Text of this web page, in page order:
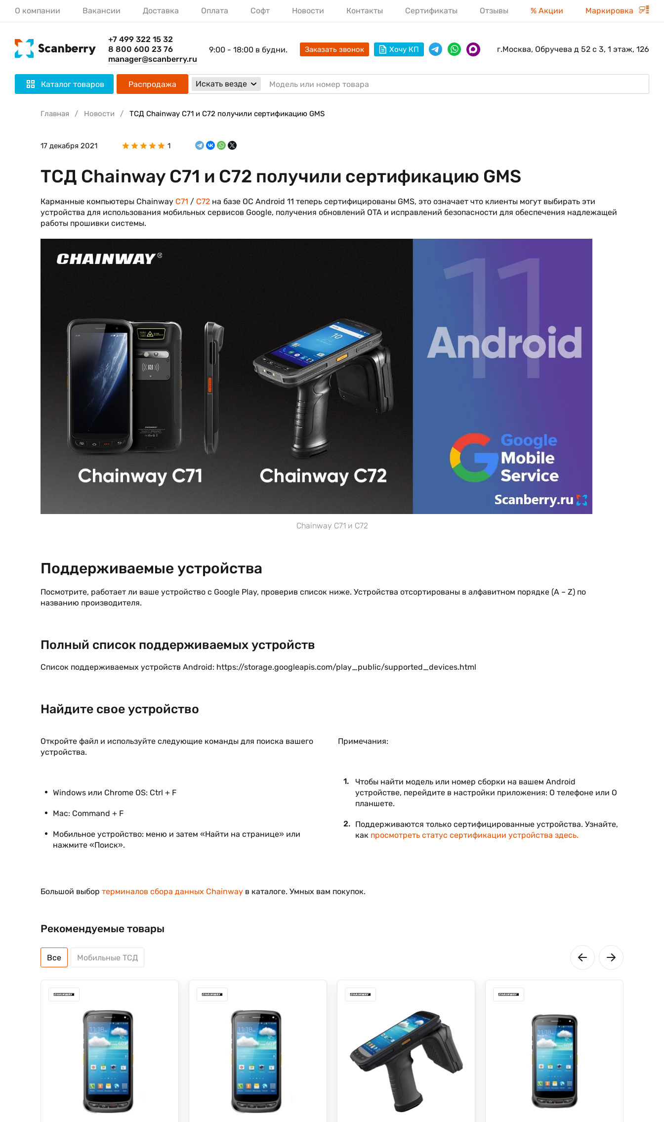
О компании Вакансии Доставка Оплата Софт Новости Контакты Сертификаты Отзывы % Акции Маркировка
+7 499 322 15 32
8 800 600 23 76
manager@scanberry.ru
9:00 - 18:00 в будни. Заказать звонок Хочу КП г.Москва, Обручева д 52 с 3, 1 этаж, 126
Каталог товаров Распродажа Искать везде
Главная Новости ТСД Chainway C71 и C72 получили сертификацию GMS
17 декабря 2021 1
ТСД Chainway C71 и C72 получили сертификацию GMS
Карманные компьютеры Chainway C71 / C72 на базе ОС Android 11 теперь сертифицированы GMS, это означает что клиенты могут выбирать эти
устройства для использования мобильных сервисов Google, получения обновлений OTA и исправлений безопасности для обеспечения надлежащей
работы прошивки системы.
Chainway C71 и C72
Поддерживаемые устройства
Посмотрите, работает ли ваше устройство с Google Play, проверив список ниже. Устройства отсортированы в алфавитном порядке (A – Z) по
названию производителя.
Полный список поддерживаемых устройств
Список поддерживаемых устройств Android: https://storage.googleapis.com/play_public/supported_devices.html
Найдите свое устройство
Откройте файл и используйте следующие команды для поиска вашего
устройства.
Windows или Chrome OS: Ctrl + F
Mac: Command + F
Мобильное устройство: меню и затем «Найти на странице» или
нажмите «Поиск».
Примечания:
Чтобы найти модель или номер сборки на вашем Android
устройстве, перейдите в настройки приложения: О телефоне или О
планшете.
Поддерживаются только сертифицированные устройства. Узнайте,
как просмотреть статус сертификации устройства здесь.
Большой выбор терминалов сбора данных Chainway в каталоге. Умных вам покупок.
Рекомендуемые товары
Все Мобильные ТСД